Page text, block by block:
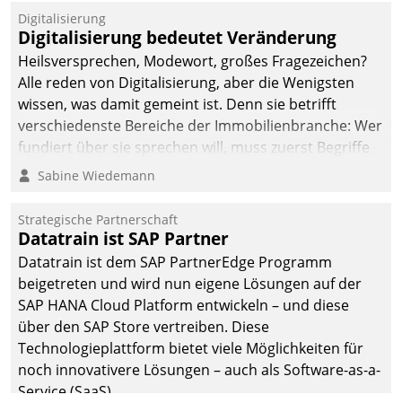
Jahresbeginn eine
Überblick, Einsicht und
Eingriff bietende Lösung.
Zur Entwicklung setzte
man auf
Cloudtechnologie,
bewährte und Startup-
agile Projektmethoden.
Digitalisierung
Digitalisierung bedeutet Veränderung
Heilsversprechen, Modewort, großes Fragezeichen?
Alle reden von Digitalisierung, aber die Wenigsten
wissen, was damit gemeint ist. Denn sie betrifft
verschiedenste Bereiche der Immobilienbranche: Wer
fundiert über sie sprechen will, muss zuerst Begriffe
klären. Ein Aspekt ist die betriebliche Optimierung:
Einsparungen durch optimierte und automatisierte
Prozesse. Doch man darf nicht zu viel erwarten: Allein
mit der Einführung einer neuen Software ist es nicht
getan. Die Digitalisierung erfordert von Unternehmen
die Bereitschaft, sich zu überprüfen, zu hinterfragen
und zu verändern.
Sabine Wiedemann
Strategische Partnerschaft
Datatrain ist SAP Partner
Datatrain ist dem SAP PartnerEdge Programm
beigetreten und wird nun eigene Lösungen auf der
SAP HANA Cloud Platform entwickeln – und diese
über den SAP Store vertreiben. Diese
Technologieplattform bietet viele Möglichkeiten für
noch innovativere Lösungen – auch als Software-as-a-
Service (SaaS).